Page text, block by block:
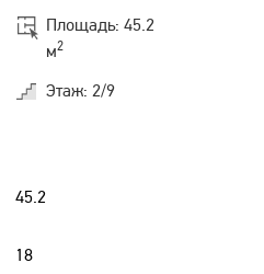
Площадь: 45.2
м2
Этаж: 2/9
45.2
18